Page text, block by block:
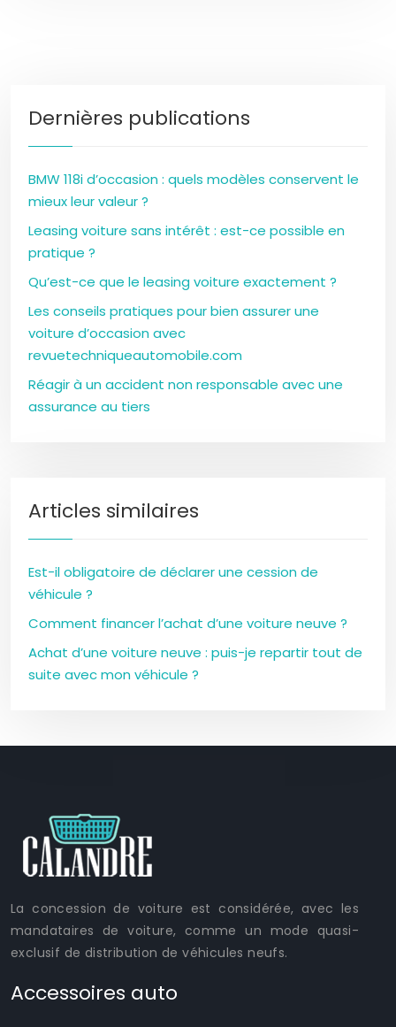
Dernières publications
BMW 118i d’occasion : quels modèles conservent le
mieux leur valeur ?
Leasing voiture sans intérêt : est-ce possible en
pratique ?
Qu’est-ce que le leasing voiture exactement ?
Les conseils pratiques pour bien assurer une
voiture d’occasion avec
revuetechniqueautomobile.com
Réagir à un accident non responsable avec une
assurance au tiers
Articles similaires
Est-il obligatoire de déclarer une cession de
véhicule ?
Comment financer l’achat d’une voiture neuve ?
Achat d’une voiture neuve : puis-je repartir tout de
suite avec mon véhicule ?
La concession de voiture est considérée, avec les
mandataires de voiture, comme un mode quasi-
exclusif de distribution de véhicules neufs.
Accessoires auto